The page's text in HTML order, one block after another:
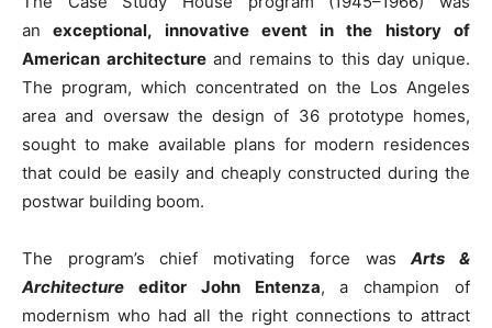
an exceptional, innovative event in the history of
American architectureand remains to this day unique.
The program, which concentrated on the Los Angeles
area and oversaw the design of 36 prototype homes,
sought to make available plans for modern residences
that could be easily and cheaply constructed during the
postwar building boom.
The program’s chief motivating force wasArts &
Architecture editor John Entenza, a champion of
modernism who had all the right connections to attract